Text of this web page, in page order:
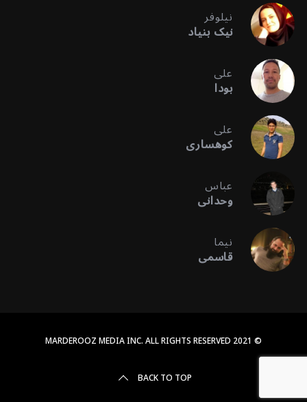
نیلوفر
نیک بنیاد
علی
بودا
علی
کوهساری
عباس
وحدانی
نیما
قاسمی
© 2021 MARDEROOZ MEDIA INC. ALL RIGHTS RESERVED
BACK TO TOP